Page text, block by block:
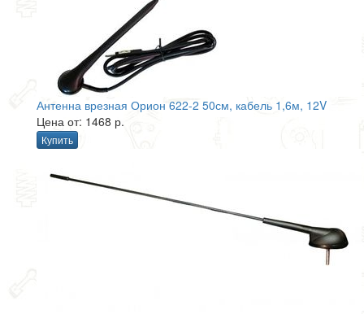
Антенна врезная Орион 622-2 50см, кабель 1,6м, 12V
Цена от: 1468 р.
Купить